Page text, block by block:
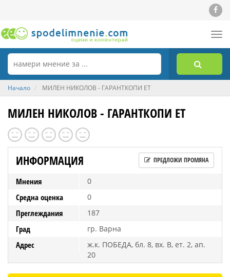
Начало МИЛЕН НИКОЛОВ - ГАРАНТКОПИ ЕТ
МИЛЕН НИКОЛОВ - ГАРАНТКОПИ ЕТ
ИНФОРМАЦИЯ ПРЕДЛОЖИ ПРОМЯНА
Мнения 0
Средна оценка 0
Преглеждания 187
Град гр. Варна
Адрес
ж.к. ПОБЕДА, бл. 8, вх. В, ет. 2, ап.
20